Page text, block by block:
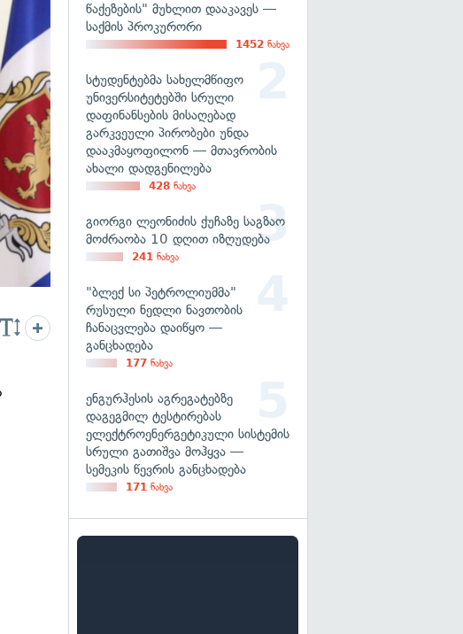
წაქეზების" მუხლით დააკავეს —
საქმის პროკურორი
1452 ნახვა
სტუდენტებმა სახელმწიფო
უნივერსიტეტებში სრული
დაფინანსების მისაღებად
გარკვეული პირობები უნდა
დააკმაყოფილონ — მთავრობის
ახალი დადგენილება
428 ნახვა
გიორგი ლეონიძის ქუჩაზე საგზაო
მოძრაობა 10 დღით იზღუდება
241 ნახვა
"ბლექ სი პეტროლიუმმა"
რუსული ნედლი ნავთობის
ჩანაცვლება დაიწყო —
განცხადება
177 ნახვა
ენგურჰესის აგრეგატებზე
დაგეგმილ ტესტირებას
ელექტროენერგეტიკული სისტემის
სრული გათიშვა მოჰყვა —
სემეკის წევრის განცხადება
171 ნახვა